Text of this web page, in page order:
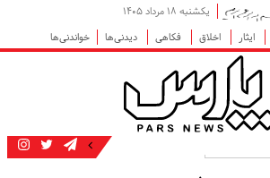
یکشنبه ۱۸ مرداد ۱۴۰۵
ایثار اخلاق فکاهی دیدنی‌ها خواندنی‌ها